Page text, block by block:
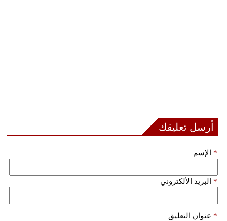
أرسل تعليقك
الإسم *
البريد الألكتروني *
عنوان التعليق *